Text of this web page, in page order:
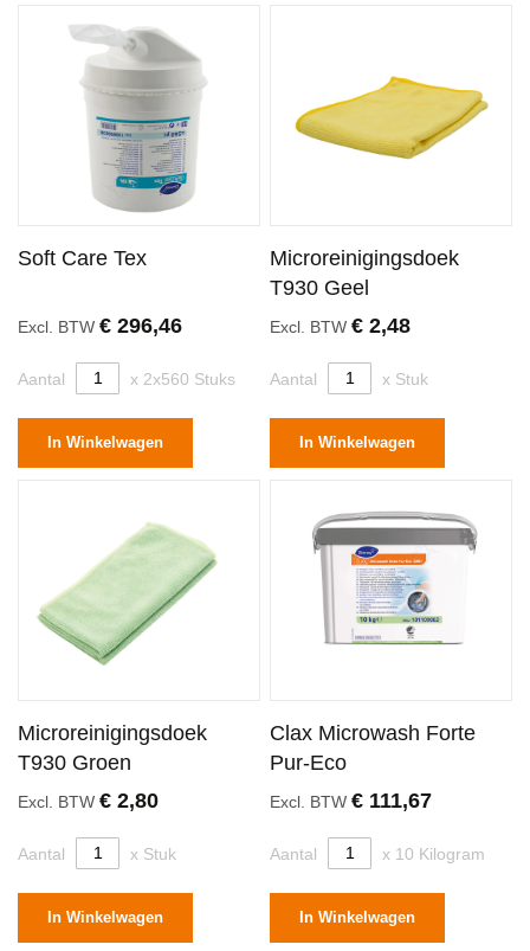
Soft Care Tex
Excl. BTW € 296,46
Aantal x 2x560 Stuks
In Winkelwagen
Microreinigingsdoek
T930 Geel
Excl. BTW€ 2,48
Aantal x Stuk
In Winkelwagen
Microreinigingsdoek
T930 Groen
Excl. BTW € 2,80
Aantal x Stuk
In Winkelwagen
Clax Microwash Forte
Pur-Eco
Excl. BTW€ 111,67
Aantal x 10 Kilogram
In Winkelwagen